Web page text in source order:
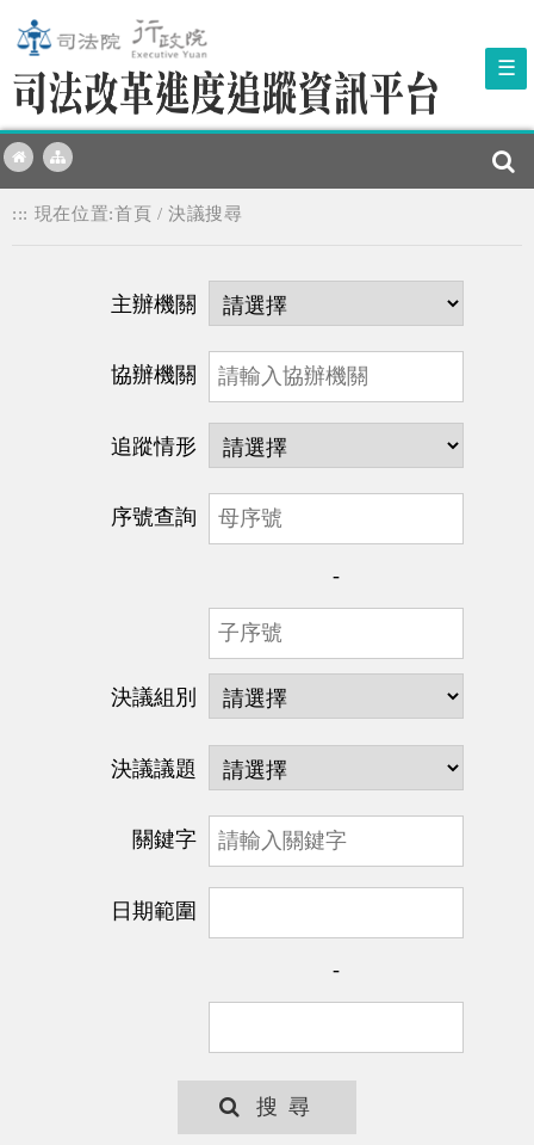
☰
::: 現在位置:首頁 /決議搜尋
主辦機關
協辦機關
追蹤情形
序號查詢
-
決議組別
決議議題
關鍵字
日期範圍
-
搜尋